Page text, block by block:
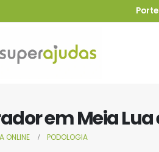
em Meia Lua
ONLINE PODOLOGIA